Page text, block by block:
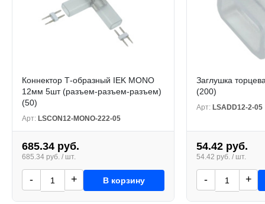
Коннектор Т-образный IEK MONO
12мм 5шт (разъем-разъем-разъем)
(50)
Арт: LSCON12-MONO-222-05
685.34 руб.
685.34 руб. / шт.
- + В корзину
Заглушка
(200)
Арт: LSADD12-2-05
54.42 руб.
54.42 руб. / шт.
- +